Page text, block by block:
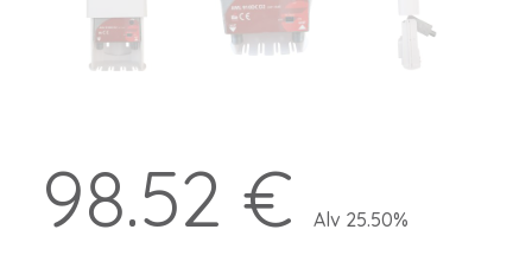
98.52 € Alv 25.50%